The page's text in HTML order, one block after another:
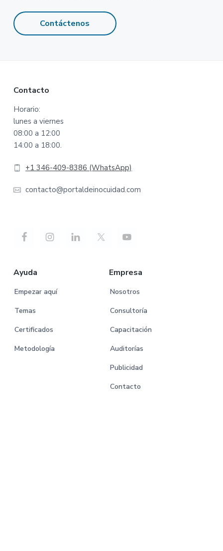
Contáctenos
Footer
Contacto
Horario:
lunes a viernes
08:00 a 12:00
14:00 a 18:00.
+1 346-409-8386 (WhatsApp)
contacto@portaldeinocuidad.com
Ayuda
Empezar aquí
Temas
Certificados
Metodología
Empresa
Nosotros
Consultoría
Capacitación
Auditorías
Publicidad
Contacto